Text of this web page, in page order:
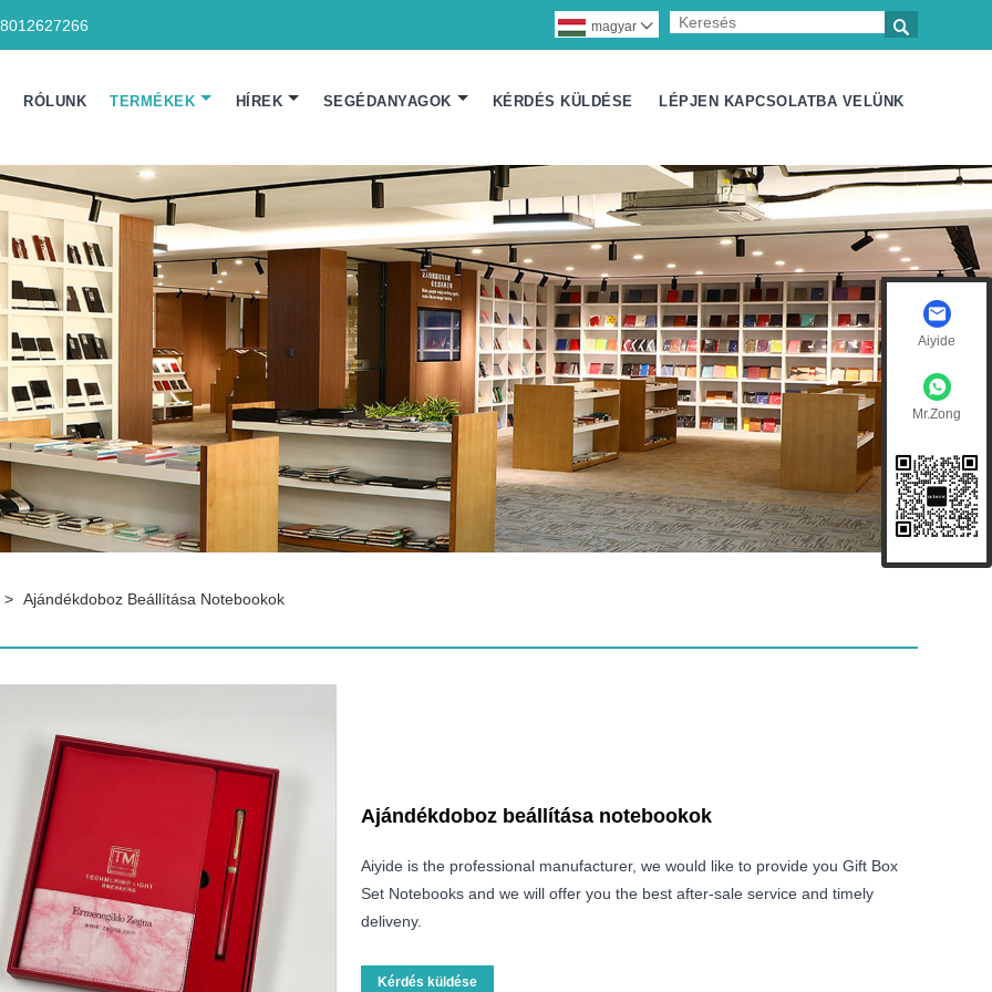

magyar 
RÓLUNK TERMÉKEK HÍREK SEGÉDANYAGOK KÉRDÉS KÜLDÉSE LÉPJEN KAPCSOLATBA VELÜNK
> Ajándékdoboz Beállítása Notebookok
Ajándékdoboz beállítása notebookok
Aiyide is the professional manufacturer, we would like to provide you Gift Box
Set Notebooks and we will offer you the best after-sale service and timely
deliveny.
Kérdés küldése
Aiyide
Mr.Zong